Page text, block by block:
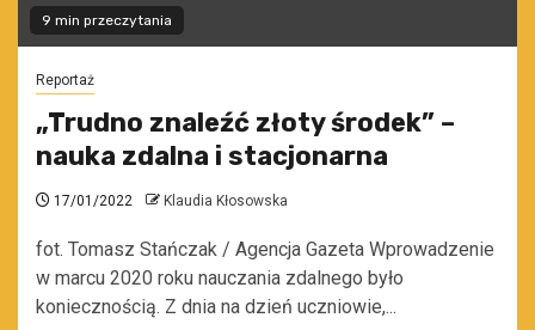
9 min przeczytania
Reportaż
„Trudno znaleźć złoty środek” –
nauka zdalna i stacjonarna
17/01/2022 Klaudia Kłosowska
fot. Tomasz Stańczak / Agencja Gazeta Wprowadzenie
w marcu 2020 roku nauczania zdalnego było
koniecznością. Z dnia na dzień uczniowie,...